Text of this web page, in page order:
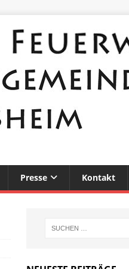
Presse Kontakt